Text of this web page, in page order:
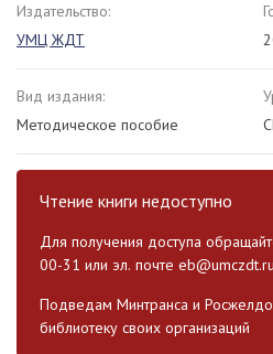
Издательство:
УМЦ ЖДТ
Вид издания:
Методическое пособие
Чтение книги недоступно
Для получения доступа
00-31 или эл. почте eb@umczdt.ru
Подведам Минтранса и
библиотеку своих организаций